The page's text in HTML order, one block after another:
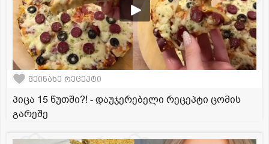
შეინახე რეცეპტი
პიცა 15 წუთში?! - დაუჯერებელი რეცეპტი ცომის
გარეშე